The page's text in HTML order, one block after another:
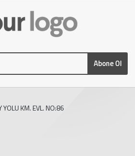
Abone Ol
YOLU KM. EVL. NO:86